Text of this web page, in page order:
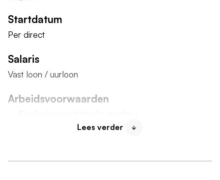
Startdatum
Per direct
Salaris
Vast loon / uurloon
Arbeidsvoorwaarden
Goede werksfeer
Mogelijkheid tot langdurige samenwerking
Lees verder